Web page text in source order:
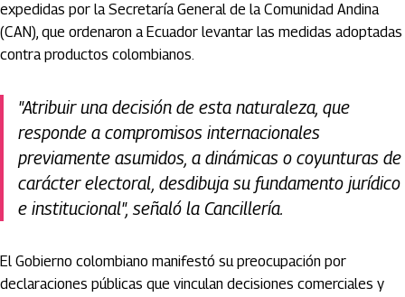
expedidas por la Secretaría General de la Comunidad Andina
(CAN), que ordenaron a Ecuador levantar las medidas adoptadas
contra productos colombianos.
"Atribuir una decisión de esta naturaleza, que
responde a compromisos internacionales
previamente asumidos, a dinámicas o coyunturas de
carácter electoral, desdibuja su fundamento jurídico
e institucional", señaló la Cancillería.
El Gobierno colombiano manifestó su preocupación por
declaraciones públicas que vinculan decisiones comerciales y